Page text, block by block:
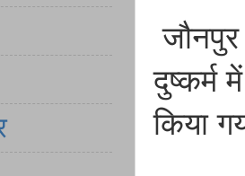
जौनपुर
दुष्कर्म
किया